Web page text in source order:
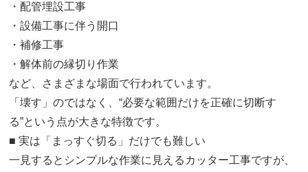
・配管埋設工事
・設備工事に伴う開口
・補修工事
・解体前の縁切り作業
など、さまざまな場面で行われています。
「壊す」のではなく、“必要な範囲だけを正確に切断す
る”という点が大きな特徴です。
■ 実は「まっすぐ切る」だけでも難しい
一見するとシンプルな作業に見えるカッター工事ですが、